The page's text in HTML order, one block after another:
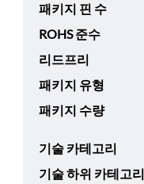
패키지 핀 수
ROHS 준수
리드프리
패키지 유형
패키지 수량
기술 카테고리
기술 하위 카테고리